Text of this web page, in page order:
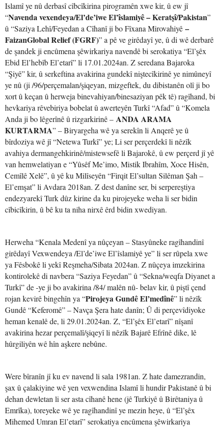
Islamî ye nû derbasî cîbcîkirina pirogramên xwe kir, û ew jî
“Navenda vexendeya/El’de’iwe El’îslamiyê – Keratşî/Pakistan”
û “Saziya Lehî/Feyedan a Cîhanî ji bo Fîxana Mirovahiyê –
FaizanGlobal Relief (FGRF)” a pê ve girêdayî ye, û di wê derbarê
de şandek ji encûmena şêwirkariya navendê bi serokatiya “El’şêx
Ebid El’hebîb El’etarî” li 17.01.2024an. Z seredana Bajaroka
“Şiyê” kir, û serkeftina avakirina gundekî niştecîkirinê ye nimûneyî
ye nû (ji /96/perçemalan/şiqeyan, mizgeftek, du dibistanên olî ji bo
xort û keçan û herweja binevahiyan/binesaziyan pêk tê) ragîhand, bi
hevkariya rêvebiriya bobelat û awerteyên Turkî “Afad” û “Komela
Anda ji bo lêgerînê û rizgarkirinê – ANDA ARAMA
KURTARMA” – Biryargeha wê ya serekîn li Anqerê ye û
bîrdoziya wê jî “Netewa Turkî” ye; Li ser perçerdekî li nêzîk
avahiya dermangehkirinê/mistewsefê li Bajarokê, û ew perçerd jî yê
van hemwelatiyan e “Yûsêf Me’imo, Mistik Ibrahîm, Xoce Hisên,
Cemîlê Xelê”, û yê ku Milîseyên “Firqit El’sultan Silêman Şah –
El’emşat” li Avdara 2018an. Z dest danîne ser, bi serpereştiya
endezyarekî Turk dûz kirine da ku pirojeyeke weha li ser bidin
cîbicîkirin, û bê ku ta niha nirxê êrd bidin xwediyan.
Herweha “Kenala Medenî ya nûçeyan – Stasyûneke ragîhandinî
girêdayî Vexwendeya /El’de’iwe El’îslamiyê ye” li ser rûpela xwe
ya Fêsbokê li yekî Reşmeha/Sibata 2024an. Z nûçeya imzekirina
kontirolekê di navbera “Saziya Feyedan” û “Sekna/weqfa Diyanet a
Turkî” de -ye ji bo avakirina /84/ malên nû- belav kir, û piştî çend
rojan kevirê bingehîn ya “Pirojeya Gundê El’medînê” li nêzîk
Gundê “Keferomê” – Navça Şera hate danîn; Û di perçevîdiyoke
heman kenalê de, li 29.01.2024an. Z, “El’şêx El’etarî” nîşanî
avakirina hezar perçemalî/şiqeyî li nêzîk Bajarê Efrînê dike, lê
hûrgiliyên wê hîn aşkere nebûne.
Were bîranîn jî ku ev navend li sala 1981an. Z hate damezrandin,
şax û çalakiyine wê yen vexwendina Islamî li hundir Pakistanê û bi
dehan dewletan li ser asta cîhanê hene (jê Turkiyê û Birêtaniya û
Emrîka), toreyeke wê ye ragîhandinî ye mezin heye, û “El’şêx
Mihemed Umran El’etarî” serokatiya encûmena şêwirkariya